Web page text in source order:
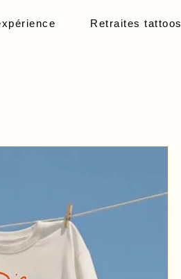
Retraites tattoos